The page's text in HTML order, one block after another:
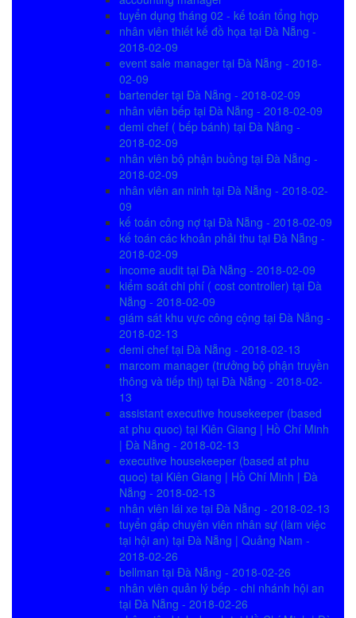
tuyển dụng tháng 02 - kế toán tổng hợp
nhân viên thiết kế đồ họa tại Đà Nẵng -
2018-02-09
event sale manager tại Đà Nẵng - 2018-
02-09
bartender tại Đà Nẵng - 2018-02-09
nhân viên bếp tại Đà Nẵng - 2018-02-09
demi chef ( bếp bánh) tại Đà Nẵng -
2018-02-09
nhân viên bộ phận buồng tại Đà Nẵng -
2018-02-09
nhân viên an ninh tại Đà Nẵng - 2018-02-
09
kế toán công nợ tại Đà Nẵng - 2018-02-09
kế toán các khoản phải thu tại Đà Nẵng -
2018-02-09
income audit tại Đà Nẵng - 2018-02-09
kiểm soát chi phí ( cost controller) tại Đà
Nẵng - 2018-02-09
giám sát khu vực công cộng tại Đà Nẵng -
2018-02-13
demi chef tại Đà Nẵng - 2018-02-13
marcom manager (trưởng bộ phận truyền
thông và tiếp thị) tại Đà Nẵng - 2018-02-
13
assistant executive housekeeper (based
at phu quoc) tại Kiên Giang | Hồ Chí Minh
| Đà Nẵng - 2018-02-13
executive housekeeper (based at phu
quoc) tại Kiên Giang | Hồ Chí Minh | Đà
Nẵng - 2018-02-13
nhân viên lái xe tại Đà Nẵng - 2018-02-13
tuyển gấp chuyên viên nhân sự (làm việc
tại hội an) tại Đà Nẵng | Quảng Nam -
2018-02-26
bellman tại Đà Nẵng - 2018-02-26
nhân viên quản lý bếp - chi nhánh hội an
tại Đà Nẵng - 2018-02-26